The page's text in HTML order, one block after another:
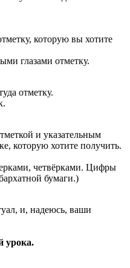
которую вы хотите
глазами отметку.
отметку.
и указательным
которую хотите получить.
четвёрками. Цифры
бумаги.)
и, надеюсь, ваши
урока.